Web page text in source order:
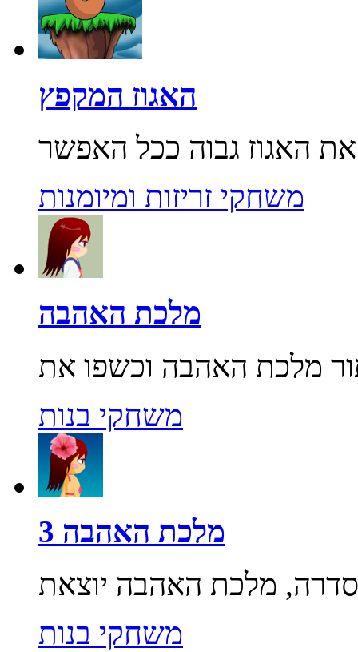
האגוז המקפץ
משחקי זריזות ומיומנות
מלכת האהבה
משחקי בנות
מלכת האהבה 3
משחקי בנות